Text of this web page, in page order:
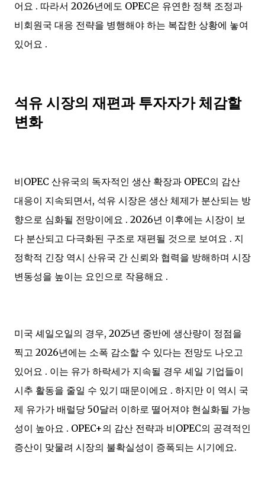
어요 . 따라서 2026년에도 OPEC은 유연한 정책 조정과
비회원국 대응 전략을 병행해야 하는 복잡한 상황에 놓여
있어요 .
석유 시장의 재편과 투자자가 체감할
변화
비OPEC 산유국의 독자적인 생산 확장과 OPEC의 감산
대응이 지속되면서, 석유 시장은 생산 체제가 분산되는 방
향으로 심화될 전망이에요 . 2026년 이후에는 시장이 보
다 분산되고 다극화된 구조로 재편될 것으로 보여요 . 지
정학적 긴장 역시 산유국 간 신뢰와 협력을 방해하며 시장
변동성을 높이는 요인으로 작용해요 .
미국 셰일오일의 경우, 2025년 중반에 생산량이 정점을
찍고 2026년에는 소폭 감소할 수 있다는 전망도 나오고
있어요 . 이는 유가 하락세가 지속될 경우 셰일 기업들이
시추 활동을 줄일 수 있기 때문이에요 . 하지만 이 역시 국
제 유가가 배럴당 50달러 이하로 떨어져야 현실화될 가능
성이 높아요 . OPEC+의 감산 전략과 비OPEC의 공격적인
증산이 맞물려 시장의 불확실성이 증폭되는 시기에요.